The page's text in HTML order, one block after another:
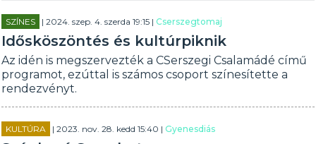
SZÍNES | 2024. szep. 4. szerda 19:15 |Cserszegtomaj
Idősköszöntés és kultúrpiknik
Az idén is megszervezték a CSerszegi Csalamádé című
programot, ezúttal is számos csoport színesítette a
rendezvényt.
KULTÚRA | 2023. nov. 28. kedd 15:40 |Gyenesdiás